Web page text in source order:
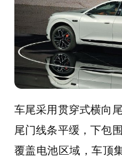
车尾采用贯穿式横向
尾门线条平缓，下包
覆盖电池区域，车顶